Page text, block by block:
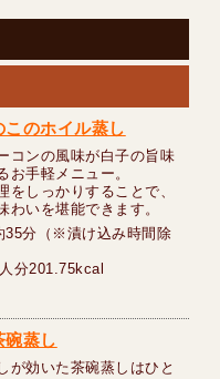
このホイル蒸し
コンの風味が白子の旨味
お手軽メニュー。
をしっかりすることで、
わいを堪能できます。
35分（※漬け込み時間除
分201.75kcal
碗蒸し
が効いた茶碗蒸しはひと